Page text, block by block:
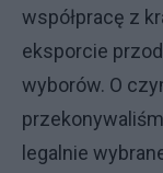
współpracę z
eksporcie
wyborów. O
legalnie